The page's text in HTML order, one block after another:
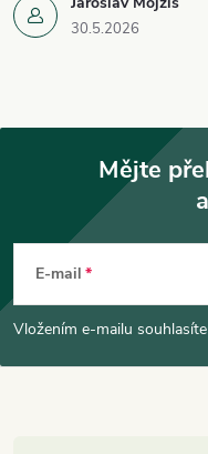
30.5.2026
p
Mějte
E-mail
Vložením e-mailu